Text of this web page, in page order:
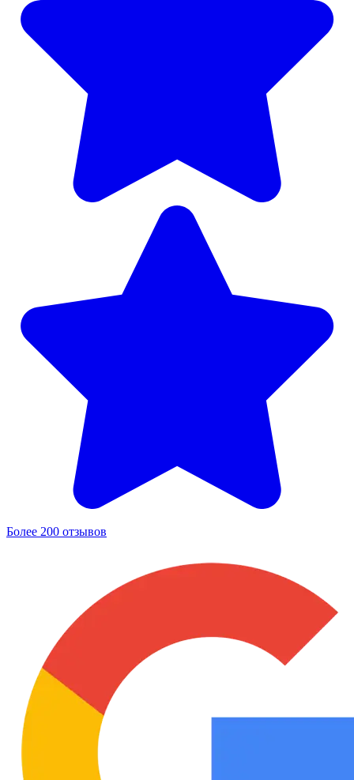
Более 200 отзывов